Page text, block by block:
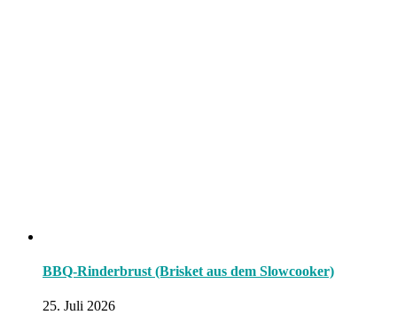
BBQ-Rinderbrust (Brisket aus dem Slowcooker)
25. Juli 2026